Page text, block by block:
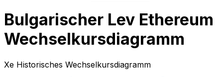
Bulgarischer Lev Ethereum
Wechselkursdiagramm
Xe Historisches Wechselkursdiagramm